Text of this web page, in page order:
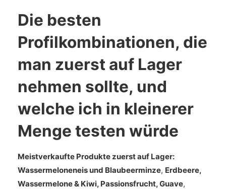
Die besten
Profilkombinationen, die
man zuerst auf Lager
nehmen sollte, und
welche ich in kleinerer
Menge testen würde
Meistverkaufte Produkte zuerst auf Lager:
Wassermeloneneis und Blaubeerminze, Erdbeere,
Wassermelone & Kiwi, Passionsfrucht, Guave,